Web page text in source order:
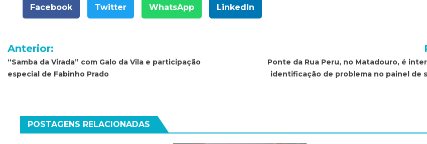
Facebook Twitter WhatsApp LinkedIn
Navegação
de
Post
Anterior:
“Samba da Virada” com Galo da Vila e participação
especial de Fabinho Prado
Ponte da Rua Peru, no Matadouro, é
identificação de problema no painel de
POSTAGENS RELACIONADAS